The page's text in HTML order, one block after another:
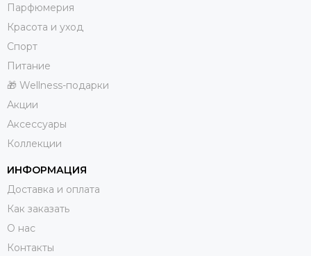
Парфюмерия
Красота и уход
Спорт
Питание
🎁 Wellness-подарки
Акции
Аксессуары
Коллекции
ИНФОРМАЦИЯ
Доставка и оплата
Как заказать
О нас
Контакты